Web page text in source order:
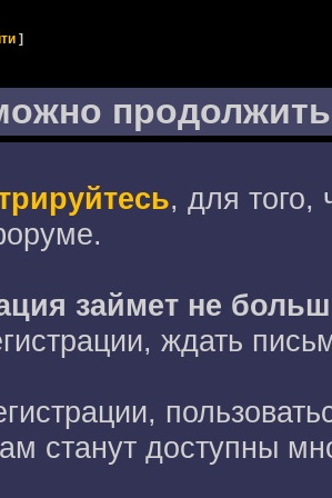
]
продолжить
, для того,
займет не
ждать
станут доступны